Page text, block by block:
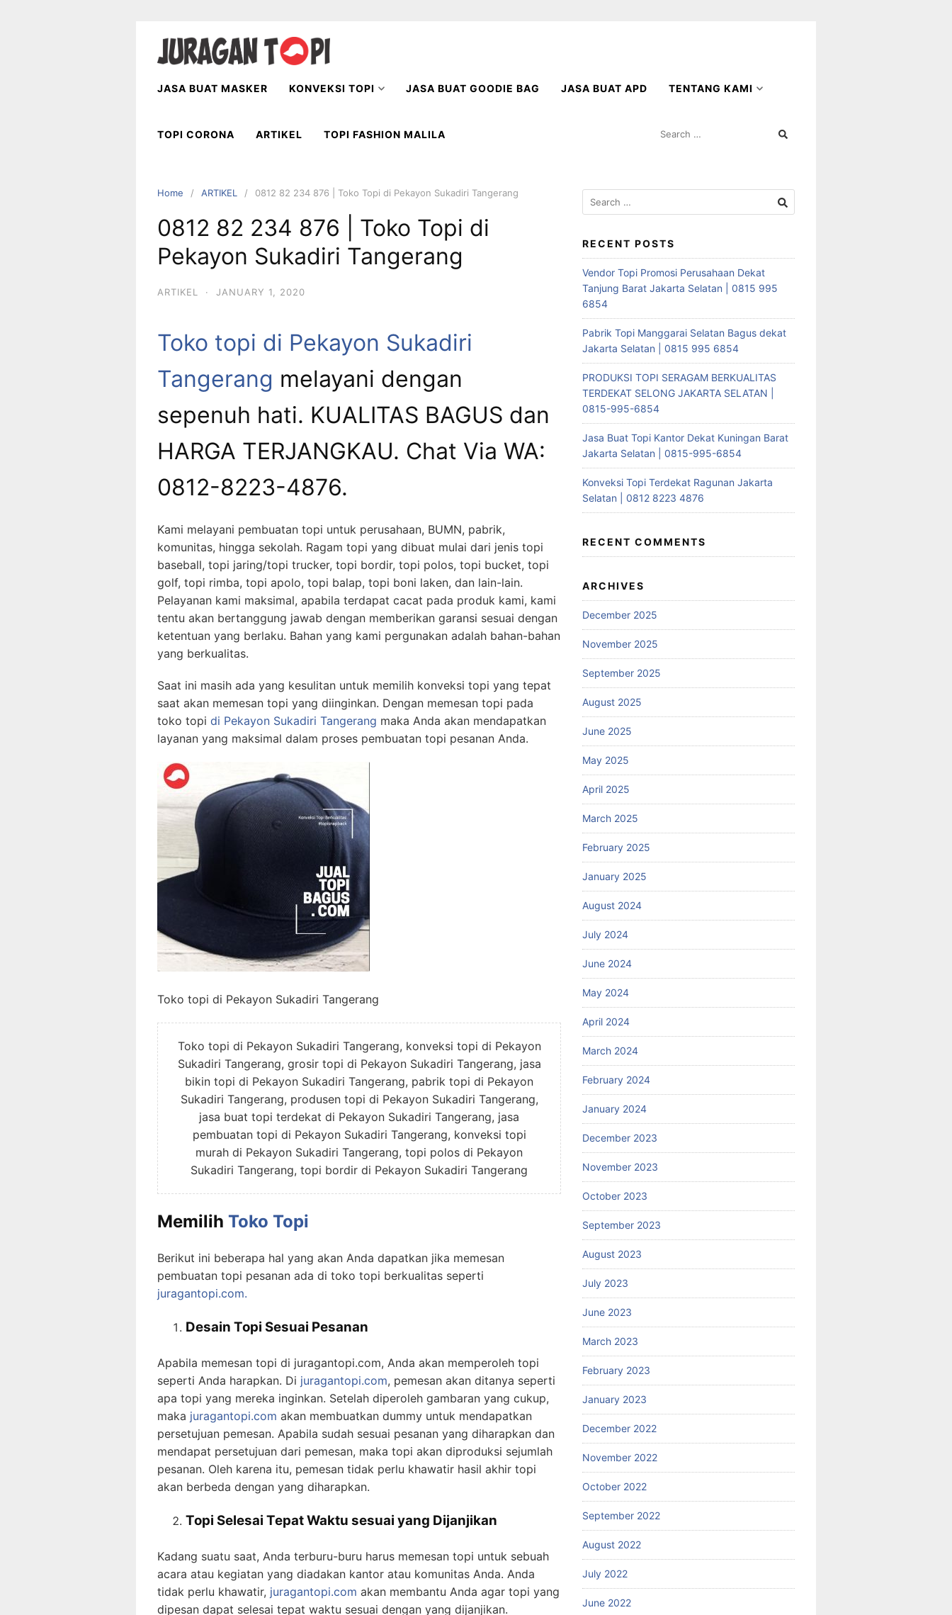
JASA BUAT MASKER KONVEKSI TOPI JASA BUAT GOODIE BAG JASA BUAT APD TENTANG KAMI
TOPI CORONA ARTIKEL TOPI FASHION MALILA
Home ARTIKEL 0812 82 234 876 | Toko Topi di Pekayon Sukadiri Tangerang
0812 82 234 876 | Toko Topi di
Pekayon Sukadiri Tangerang
ARTIKEL · JANUARY 1, 2020
Toko topi di Pekayon Sukadiri
Tangerang melayani dengan
sepenuh hati. KUALITAS BAGUS dan
HARGA TERJANGKAU. Chat Via WA:
0812-8223-4876.
Kami melayani pembuatan topi untuk perusahaan, BUMN, pabrik,
komunitas, hingga sekolah. Ragam topi yang dibuat mulai dari jenis topi
baseball, topi jaring/topi trucker, topi bordir, topi polos, topi bucket, topi
golf, topi rimba, topi apolo, topi balap, topi boni laken, dan lain-lain.
Pelayanan kami maksimal, apabila terdapat cacat pada produk kami, kami
tentu akan bertanggung jawab dengan memberikan garansi sesuai dengan
ketentuan yang berlaku. Bahan yang kami pergunakan adalah bahan-bahan
yang berkualitas.
Saat ini masih ada yang kesulitan untuk memilih konveksi topi yang tepat
saat akan memesan topi yang diinginkan. Dengan memesan topi pada
toko topi di Pekayon Sukadiri Tangerang maka Anda akan mendapatkan
layanan yang maksimal dalam proses pembuatan topi pesanan Anda.
Toko topi di Pekayon Sukadiri Tangerang
Toko topi di Pekayon Sukadiri Tangerang, konveksi topi di Pekayon
Sukadiri Tangerang, grosir topi di Pekayon Sukadiri Tangerang, jasa
bikin topi di Pekayon Sukadiri Tangerang, pabrik topi di Pekayon
Sukadiri Tangerang, produsen topi di Pekayon Sukadiri Tangerang,
jasa buat topi terdekat di Pekayon Sukadiri Tangerang, jasa
pembuatan topi di Pekayon Sukadiri Tangerang, konveksi topi
murah di Pekayon Sukadiri Tangerang, topi polos di Pekayon
Sukadiri Tangerang, topi bordir di Pekayon Sukadiri Tangerang
Memilih Toko Topi
Berikut ini beberapa hal yang akan Anda dapatkan jika memesan
pembuatan topi pesanan ada di toko topi berkualitas seperti
juragantopi.com.
Desain Topi Sesuai Pesanan
Apabila memesan topi di juragantopi.com, Anda akan memperoleh topi
seperti Anda harapkan. Di juragantopi.com, pemesan akan ditanya seperti
apa topi yang mereka inginkan. Setelah diperoleh gambaran yang cukup,
maka juragantopi.com akan membuatkan dummy untuk mendapatkan
persetujuan pemesan. Apabila sudah sesuai pesanan yang diharapkan dan
mendapat persetujuan dari pemesan, maka topi akan diproduksi sejumlah
pesanan. Oleh karena itu, pemesan tidak perlu khawatir hasil akhir topi
akan berbeda dengan yang diharapkan.
Topi Selesai Tepat Waktu sesuai yang Dijanjikan
Kadang suatu saat, Anda terburu-buru harus memesan topi untuk sebuah
acara atau kegiatan yang diadakan kantor atau komunitas Anda. Anda
tidak perlu khawatir, juragantopi.com akan membantu Anda agar topi yang
dipesan dapat selesai tepat waktu sesuai dengan yang dijanjikan.
Search
for:
RECENT POSTS
Vendor Topi Promosi Perusahaan Dekat
Tanjung Barat Jakarta Selatan | 0815 995
6854
Pabrik Topi Manggarai Selatan Bagus dekat
Jakarta Selatan | 0815 995 6854
PRODUKSI TOPI SERAGAM BERKUALITAS
TERDEKAT SELONG JAKARTA SELATAN |
0815-995-6854
Jasa Buat Topi Kantor Dekat Kuningan Barat
Jakarta Selatan | 0815-995-6854
Konveksi Topi Terdekat Ragunan Jakarta
Selatan | 0812 8223 4876
RECENT COMMENTS
ARCHIVES
December 2025
November 2025
September 2025
August 2025
June 2025
May 2025
April 2025
March 2025
February 2025
January 2025
August 2024
July 2024
June 2024
May 2024
April 2024
March 2024
February 2024
January 2024
December 2023
November 2023
October 2023
September 2023
August 2023
July 2023
June 2023
March 2023
February 2023
January 2023
December 2022
November 2022
October 2022
September 2022
August 2022
July 2022
June 2022